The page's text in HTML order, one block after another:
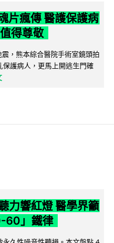
片瘋傳 醫護保護病
得尊敬
，熊本綜合醫院手術室鏡頭拍
護病人，更馬上開逃生門確
力響紅燈 醫學界籲
60」鐵律